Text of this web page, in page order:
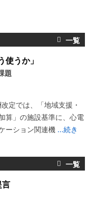
うか」
題
定では、「地域支援・
算」の施設基準に、心電
ーション関連機 ...続き
言